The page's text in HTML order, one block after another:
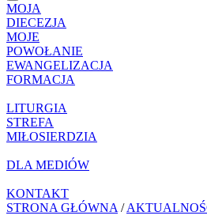
MOJA
DIECEZJA
MOJE
POWOŁANIE
EWANGELIZACJA
FORMACJA
LITURGIA
STREFA
MIŁOSIERDZIA
DLA MEDIÓW
KONTAKT
STRONA GŁÓWNA /